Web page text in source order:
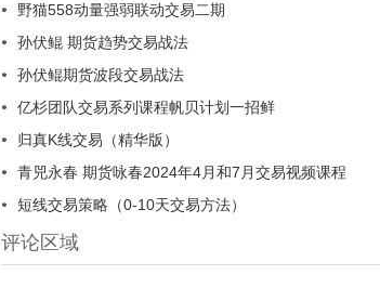
野猫558动量强弱联动交易二期
孙伏鲲 期货趋势交易战法
孙伏鲲期货波段交易战法
亿杉团队交易系列课程帆贝计划一招鲜
归真K线交易（精华版）
青兕永春 期货咏春2024年4月和7月交易视频课程
短线交易策略（0-10天交易方法）
评论区域